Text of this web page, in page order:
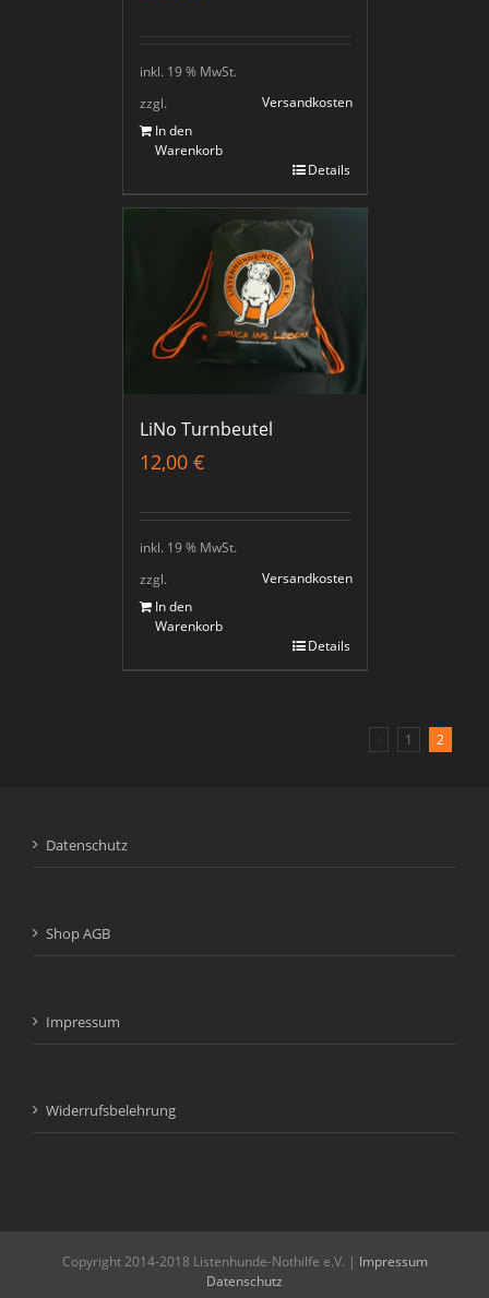
inkl. 19 % MwSt.
zzgl.
Versandkosten
In den
Warenkorb
Details
LiNo Turnbeutel
12,00 €
inkl. 19 % MwSt.
zzgl.
Versandkosten
In den
Warenkorb
Details
1 2
Datenschutz
Shop AGB
Impressum
Widerrufsbelehrung
Copyright 2014-2018 Listenhunde-Nothilfe e.V. | Impressum
Datenschutz